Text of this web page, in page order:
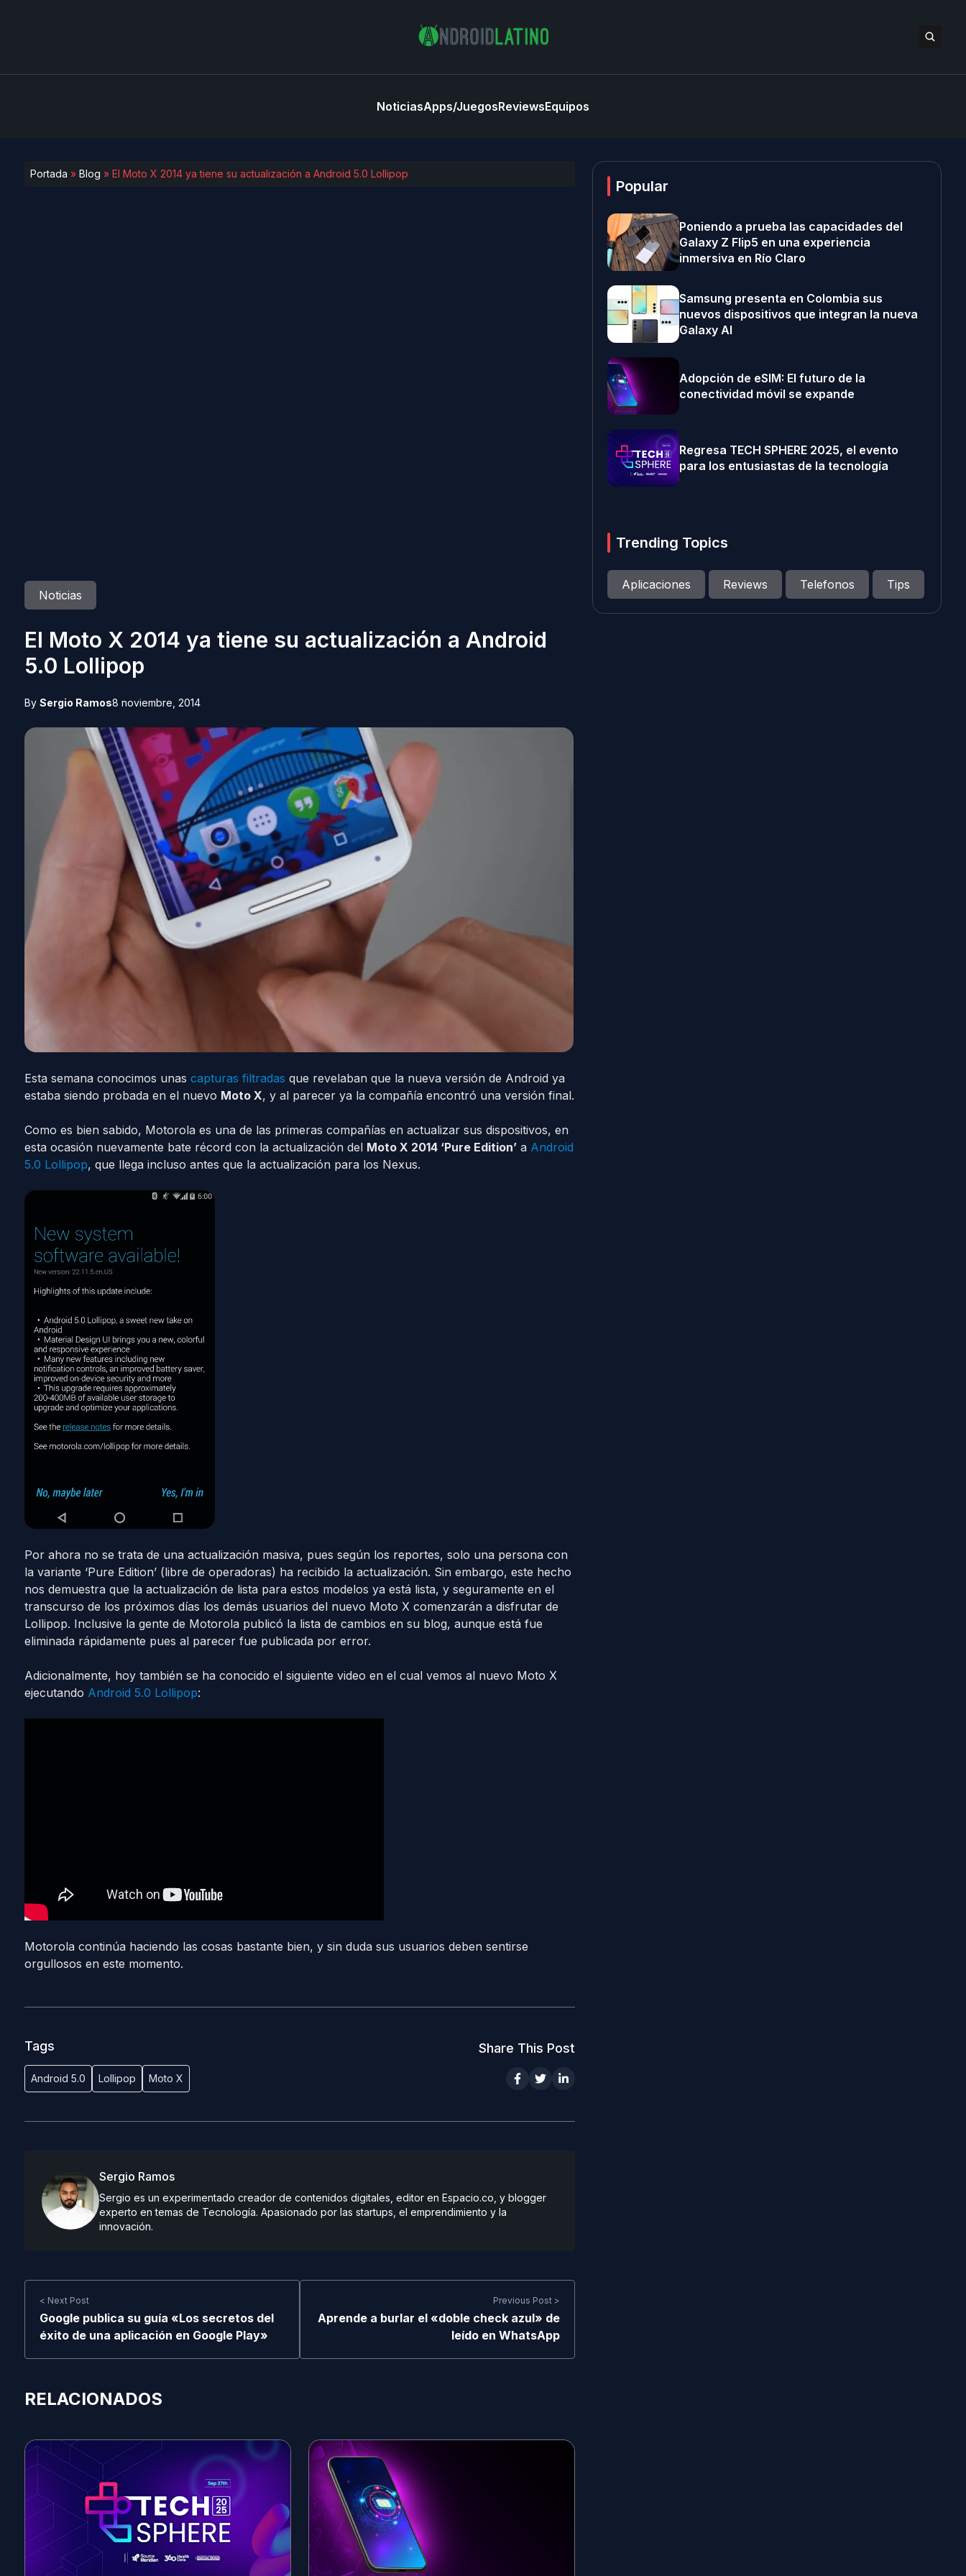
NoticiasApps/JuegosReviewsEquipos
Portada » Blog » El Moto X 2014 ya tiene su actualización a Android 5.0 Lollipop
Noticias
El Moto X 2014 ya tiene su actualización a Android
5.0 Lollipop
By Sergio Ramos8 noviembre, 2014
Esta semana conocimos unas capturas filtradas que revelaban que la nueva versión de Android ya
estaba siendo probada en el nuevo Moto X, y al parecer ya la compañía encontró una versión final.
Como es bien sabido, Motorola es una de las primeras compañías en actualizar sus dispositivos, en
esta ocasión nuevamente bate récord con la actualización del Moto X 2014 ‘Pure Edition’a Android
5.0 Lollipop, que llega incluso antes que la actualización para los Nexus.
Por ahora no se trata de una actualización masiva, pues según los reportes, solo una persona con
la variante ‘Pure Edition’ (libre de operadoras) ha recibido la actualización. Sin embargo, este hecho
nos demuestra que la actualización de lista para estos modelos ya está lista, y seguramente en el
transcurso de los próximos días los demás usuarios del nuevo Moto X comenzarán a disfrutar de
Lollipop. Inclusive la gente de Motorola publicó la lista de cambios en su blog, aunque está fue
eliminada rápidamente pues al parecer fue publicada por error.
Adicionalmente, hoy también se ha conocido el siguiente video en el cual vemos al nuevo Moto X
ejecutando Android 5.0 Lollipop:
Motorola continúa haciendo las cosas bastante bien, y sin duda sus usuarios deben sentirse
orgullosos en este momento.
Tags
Android 5.0 Lollipop Moto X
Share This Post
Sergio Ramos
Sergio es un experimentado creador de contenidos digitales, editor en Espacio.co, y blogger
experto en temas de Tecnología. Apasionado por las startups, el emprendimiento y la
innovación.
< Next Post
Google publica su guía «Los secretos del
éxito de una aplicación en Google Play»
Previous Post >
Aprende a burlar el «doble check azul» de
leído en WhatsApp
RELACIONADOS
Popular
Poniendo a prueba las capacidades del
Galaxy Z Flip5 en una experiencia
inmersiva en Río Claro
Samsung presenta en Colombia sus
nuevos dispositivos que integran la nueva
Galaxy AI
Adopción de eSIM: El futuro de la
conectividad móvil se expande
Regresa TECH SPHERE 2025, el evento
para los entusiastas de la tecnología
Trending Topics
Aplicaciones Reviews Telefonos Tips